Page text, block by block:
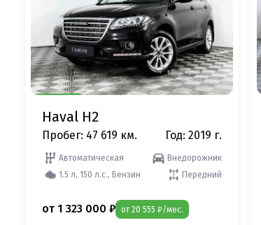
Haval H2
Пробег: 47 619 км. Год: 2019 г.
Автоматическая
Внедорожник
1.5 л, 150 л.с., Бензин
Передний
от 1 323 000 ₽ от 20 555 ₽/мес.